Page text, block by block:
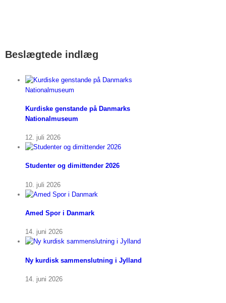
Beslægtede indlæg
Kurdiske genstande på Danmarks
Nationalmuseum
12. juli 2026
Studenter og dimittender 2026
10. juli 2026
Amed Spor i Danmark
14. juni 2026
Ny kurdisk sammenslutning i Jylland
14. juni 2026